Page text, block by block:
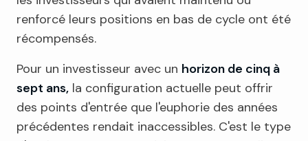
renforcé leurs positions en bas de cycle ont été
récompensés.
Pour un investisseur avec un horizon de cinq à
sept ans, la configuration actuelle peut offrir
des points d'entrée que l'euphorie des années
précédentes rendait inaccessibles. C'est le type